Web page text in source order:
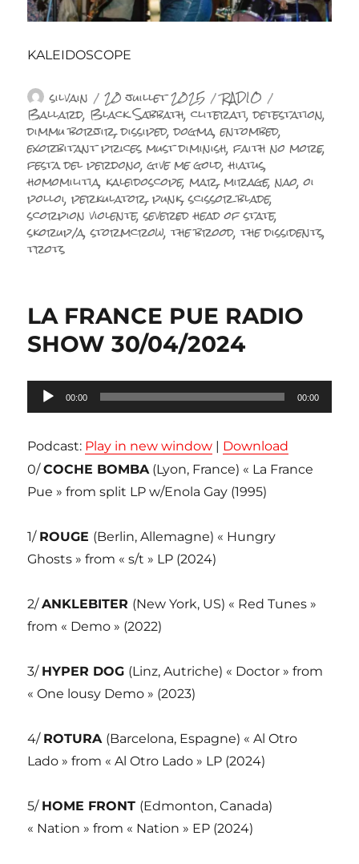
KALEIDOSCOPE
Auteur
silvain Publié
le
20 juillet 2025 Catégories
RADIO
Ballard, Black Sabbath,cliterati,detestation,
dimmu borjir,dissiped,dogma,entombed,
exorbitant prices must diminish,faith no more,
festa del perdono,give me gold,hiatus,
homomilitia, kaleidoscope,mar,mirage,nao,oi
polloi,perkulator,punk,scissor blade,
scorpion violente,severed head of state,
skorup/a,stormcrow,the brood,the dissidents,
trots
LA FRANCE PUE RADIO
SHOW 30/04/2024
Lecteur
audio
00:00 00:00
Podcast: Play in new window | Download
0/COCHE BOMBA (Lyon, France) « La France
Pue » from split LP w/Enola Gay (1995)
1/ ROUGE (Berlin, Allemagne) « Hungry
Ghosts » from « s/t » LP (2024)
2/ANKLEBITER (New York, US) « Red Tunes »
from « Demo » (2022)
3/ HYPER DOG (Linz, Autriche) « Doctor » from
« One lousy Demo » (2023)
4/ ROTURA (Barcelona, Espagne) « Al Otro
Lado » from « Al Otro Lado » LP (2024)
5/ HOME FRONT (Edmonton, Canada)
« Nation » from « Nation » EP (2024)